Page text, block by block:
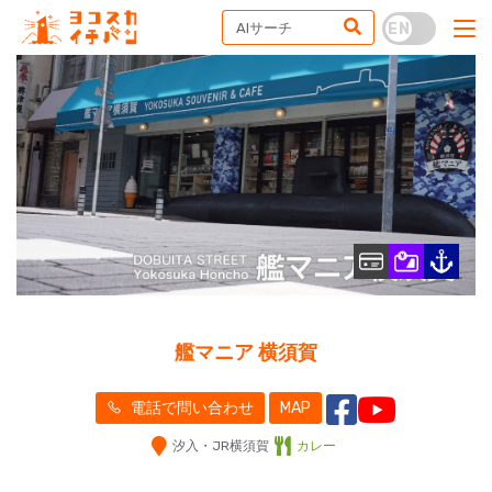
艦マニア 横須賀
電話で問い合わせ MAP
汐入・JR横須賀 カレー